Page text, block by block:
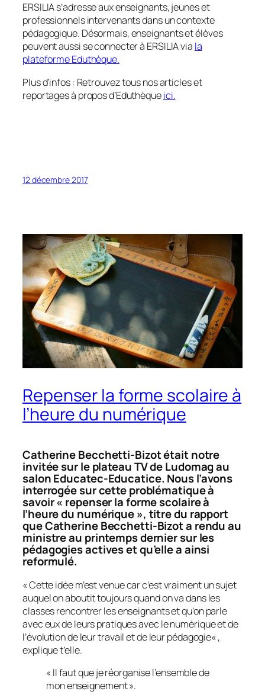
ERSILIA s’adresse aux enseignants, jeunes et
professionnels intervenants dans un contexte
pédagogique. Désormais, enseignants et élèves
peuvent aussi se connecter à ERSILIA via la
plateforme Eduthèque.
Plus d’infos : Retrouvez tous nos articles et
reportages à propos d’Eduthèqueici.
12 décembre 2017
Repenser la forme scolaire à
l’heure du numérique
Catherine Becchetti-Bizot était notre
invitée sur le plateau TV de Ludomag au
salon Educatec-Educatice. Nous l’avons
interrogée sur cette problématique à
savoir « repenser la forme scolaire à
l’heure du numérique », titre du rapport
que Catherine Becchetti-Bizot a rendu au
ministre au printemps dernier sur les
pédagogies actives et qu’elle a ainsi
reformulé.
«Cette idée m’est venue car c’est vraiment un sujet
auquel on aboutit toujours quand on va dans les
classes rencontrer les enseignants et qu’on parle
avec eux de leurs pratiques avec le numérique et de
l’évolution de leur travail et de leur pédagogie« ,
explique t’elle.
« Il faut que je réorganise l’ensemble de
mon enseignement ».